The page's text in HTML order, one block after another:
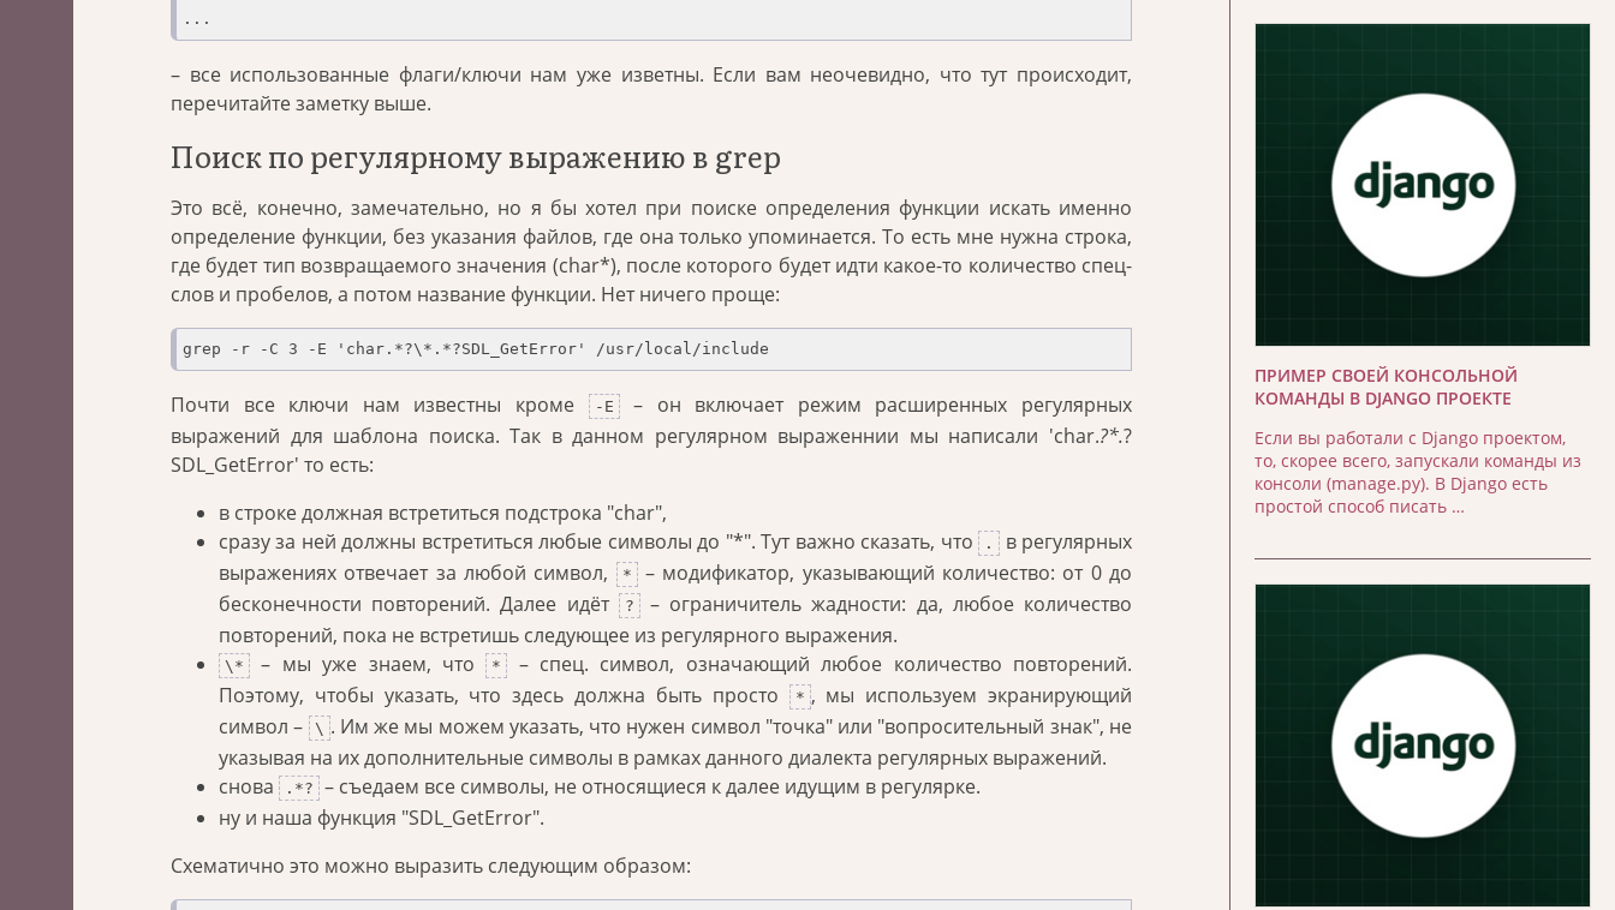
...
– все использованные флаги/ключи нам уже изветны. Если вам неочевидно, что тут происходит,
перечитайте заметку выше.
Поиск по регулярному выражению в grep
Это всё, конечно, замечательно, но я бы хотел при поиске определения функции искать именно
определение функции, без указания файлов, где она только упоминается. То есть мне нужна строка,
где будет тип возвращаемого значения (char*), после которого будет идти какое-то количество спец-
слов и пробелов, а потом название функции. Нет ничего проще:
grep -r -C 3 -E 'char.*?\*.*?SDL_GetError' /usr/local/include
Почти все ключи нам известны кроме -E – он включает режим расширенных регулярных
выражений для шаблона поиска. Так в данном регулярном выраженнии мы написали 'char.?*.?
SDL_GetError' то есть:
в строке должная встретиться подстрока "char",
сразу за ней должны встретиться любые символы до "*". Тут важно сказать, что .
в регулярных
выражениях отвечает за любой символ,
* – модификатор, указывающий количество: от 0 до
бесконечности повторений. Далее идёт
? – ограничитель жадности: да, любое количество
повторений, пока не встретишь следующее из регулярного выражения.
\* – мы уже знаем, что *
– спец. символ, означающий любое количество повторений.
Поэтому, чтобы указать, что здесь должна быть просто
* , мы используем экранирующий
символ –
\ . Им же мы можем указать, что нужен символ "точка" или "вопросительный знак", не
указывая на их дополнительные символы в рамках данного диалекта регулярных выражений.
снова
.*?
– съедаем все символы, не относящиеся к далее идущим в регулярке.
ну и наша функция "SDL_GetError".
Схематично это можно выразить следующим образом:
ПРИМЕР СВОЕЙ КОНСОЛЬНОЙ
КОМАНДЫ В DJANGO ПРОЕКТЕ
Если вы работали с Django проектом,
то, скорее всего, запускали команды из
консоли (manage.py). В Django есть
простой способ писать …